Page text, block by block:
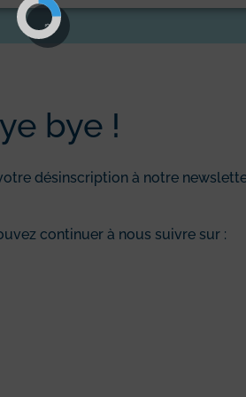
bye !
désinscription à notre
continuer à nous suivre sur :